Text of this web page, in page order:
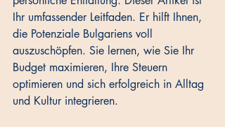
Ihr umfassender Leitfaden. Er hilft Ihnen,
die Potenziale Bulgariens voll
auszuschöpfen. Sie lernen, wie Sie Ihr
Budget maximieren, Ihre Steuern
optimieren und sich erfolgreich in Alltag
und Kultur integrieren.